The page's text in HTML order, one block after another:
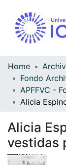
Home
Alicia
vestidas